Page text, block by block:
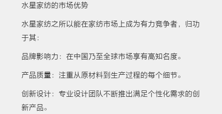
水星家纺的市场优势
水星家纺之所以能在家纺市场上成为有力竞争者，归功
于其：
品牌影响力：在中国乃至全球市场享有高知名度。
产品质量：注重从原材料到生产过程的每个细节。
创新设计：专业设计团队不断推出满足个性化需求的创
新产品。